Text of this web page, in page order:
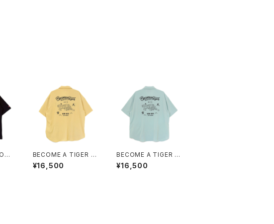
BECOME A TIGER E
MBROIDERED HALF
SLEEVE SHIRTS ligh
¥16,500
BECOME A TIGER E
MBROIDERED HALF
SLEEVE SHIRTS ligh
¥16,500